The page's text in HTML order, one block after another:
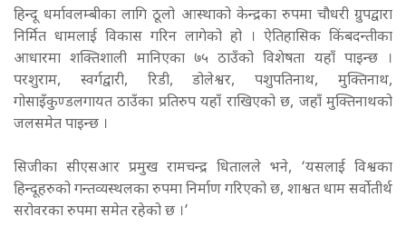
हिन्दू धर्मावलम्बीका लागि ठूलो आस्थाको केन्द्रका रुपमा चौधरी ग्रुपद्वारा
निर्मित धामलाई विकास गरिन लागेको हो । ऐतिहासिक किंबदन्तीका
आधारमा शक्तिशाली मानिएका ७५ ठाउँको विशेषता यहाँ पाइन्छ ।
परशुराम, स्वर्गद्वारी, रिडी, डोलेश्वर, पशुपतिनाथ, मुक्तिनाथ,
गोसाइँकुण्डलगायत ठाउँका प्रतिरुप यहाँ राखिएको छ, जहाँ मुक्तिनाथको
जलसमेत पाइन्छ ।
सिजीका सीएसआर प्रमुख रामचन्द्र धितालले भने, ‘यसलाई विश्वका
हिन्दूहरुको गन्तव्यस्थलका रुपमा निर्माण गरिएको छ, शाश्वत धाम सर्वोतीर्थ
सरोवरका रुपमा समेत रहेको छ ।’